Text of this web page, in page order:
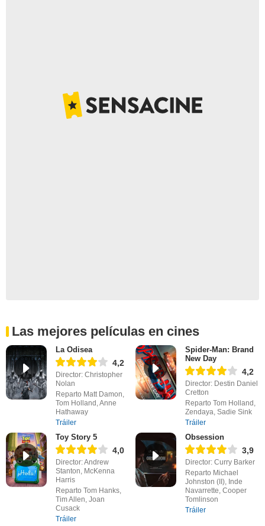
Las mejores películas en cines
La Odisea
4,2
Director: Christopher
Nolan
Reparto Matt Damon,
Tom Holland, Anne
Hathaway
Tráiler
Spider-Man: Brand
New Day
4,2
Director: Destin Daniel
Cretton
Reparto Tom Holland,
Zendaya, Sadie Sink
Tráiler
Toy Story 5
4,0
Director: Andrew
Stanton, McKenna
Harris
Reparto Tom Hanks,
Tim Allen, Joan
Cusack
Tráiler
Obsession
3,9
Director: Curry Barker
Reparto Michael
Johnston (II), Inde
Navarrette, Cooper
Tomlinson
Tráiler